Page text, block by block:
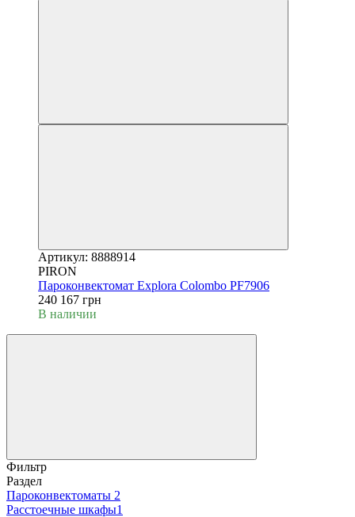
Артикул: 8888914
PIRON
Пароконвектомат Explora Colombo PF7906
240 167 грн
В наличии
Фильтр
Раздел
Пароконвектоматы 2
Расстоечные шкафы1